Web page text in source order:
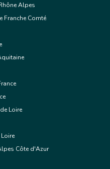
Alpes
Franche Comté
Loire
Côte d'Azur